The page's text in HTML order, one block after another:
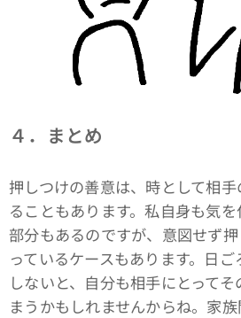
４．まとめ
押しつけの善意は、時として相
ることもあります。私自身も気
部分もあるのですが、意図せず
っているケースもあります。日
しないと、自分も相手にとって
まうかもしれませんからね。家族